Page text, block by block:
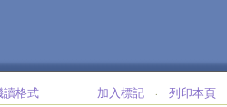
讀格式 加入標記 ‧
列印本頁